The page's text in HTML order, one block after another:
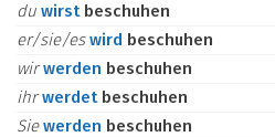
du wirst beschuhen
er/sie/eswird beschuhen
wirwerden beschuhen
ihrwerdet beschuhen
Siewerden beschuhen